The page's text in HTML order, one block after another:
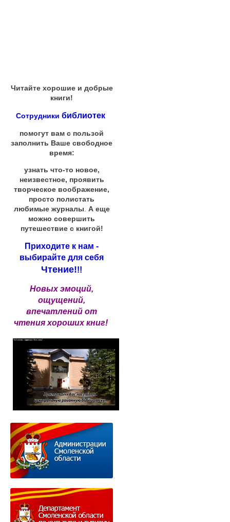
Читайте хорошие и добрые
книги!
Сотрудники библиотек
помогут вам с пользой
заполнить Ваше свободное
время:
узнать что-то новое,
неизвестное, проявить
творческое воображение,
просто полистать
любимые журналы А еще
можно совершить
путешествие с книгой!
Приходите к нам -
выбирайте для себя
Чтение!!!
Новых эмоций,
ощущений,
впечатлений от
чтения хороших книг!